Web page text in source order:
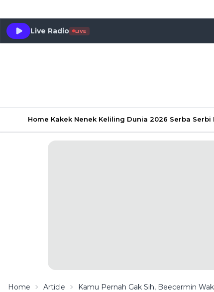
Live Radio LIVE
Home Kakek Nenek Keliling Dunia 2026 Serba Serbi
Home Article Kamu Pernah Gak Sih, Beecermin